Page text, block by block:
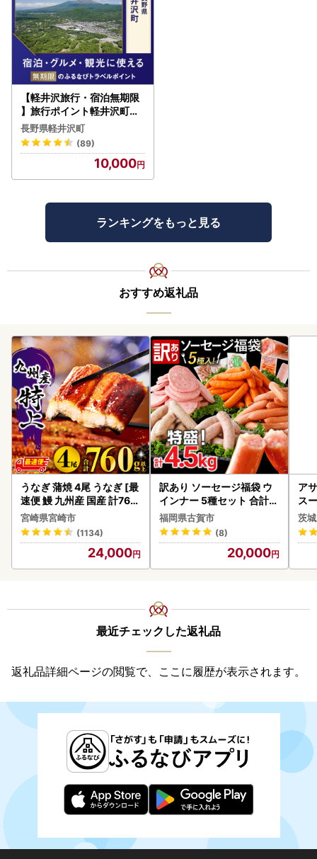
【軽井沢旅行・宿泊無期限
】旅行ポイント軽井沢町ふ
るなびトラベルポイント
長野県軽井沢町
(89)
10,000
ランキングをもっと見る
おすすめ返礼品
うなぎ 蒲焼 4尾 うなぎ [最
速便 鰻 九州産 国産 計760
g以上]
宮崎県宮崎市
(1134)
24,000
訳あり ソーセージ福袋 ウ
インナー 5種セット 合計4.
5kg ソーセージ
福岡県古賀市
(8)
20,000
ア
ス
8本
茨
最近チェックした返礼品
返礼品詳細ページの閲覧で、ここに履歴が表示されます。